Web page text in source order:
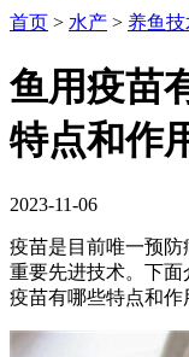
首页 > 水产 > 养鱼
鱼用疫苗
特点和作
2023-11-06
疫苗是目前唯一预
重要先进技术。下面
疫苗有哪些特点和作